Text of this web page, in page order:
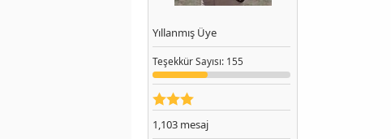
Yıllanmış Üye
TeşekkürSayısı: 155
1,103 mesaj